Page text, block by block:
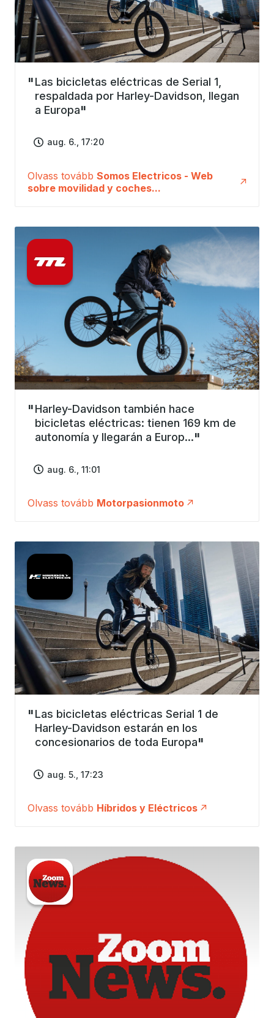
Las bicicletas eléctricas de Serial 1,
respaldada por Harley-Davidson, llegan
a Europa
aug. 6., 17:20
Olvass tovább Somos Electricos - Web
sobre movilidad y coches...
Harley-Davidson también hace
bicicletas eléctricas: tienen 169 km de
autonomía y llegarán a Europ...
aug. 6., 11:01
Olvass tovább Motorpasionmoto
Las bicicletas eléctricas Serial 1 de
Harley-Davidson estarán en los
concesionarios de toda Europa
aug. 5., 17:23
Olvass tovább Híbridos y Eléctricos